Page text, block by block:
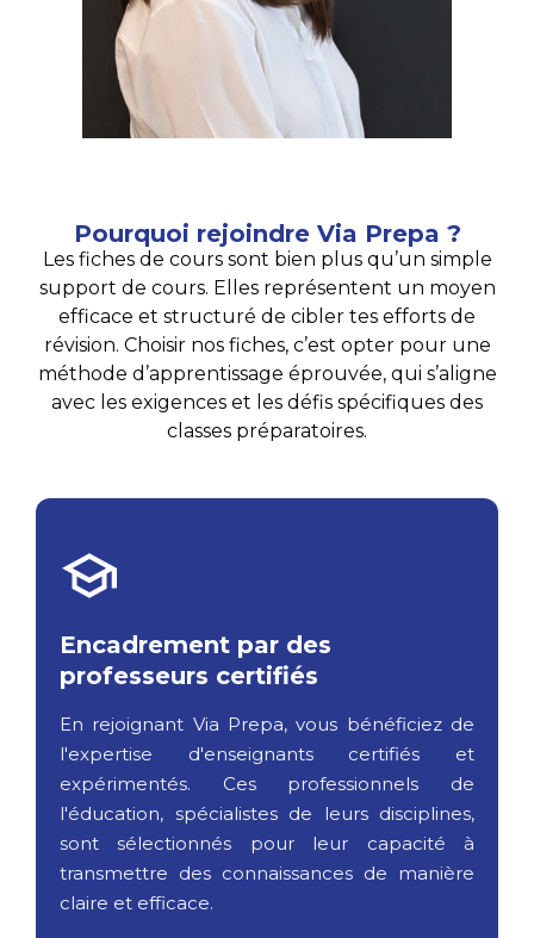
Pourquoi rejoindre Via Prepa ?
Les fiches de cours sont bien plus qu’un simple
support de cours. Elles représentent un moyen
efficace et structuré de cibler tes efforts de
révision. Choisir nos fiches, c’est opter pour une
méthode d’apprentissage éprouvée, qui s’aligne
avec les exigences et les défis spécifiques des
classes préparatoires.
Encadrement par des
professeurs certifiés
En rejoignant Via Prepa, vous bénéficiez de
l'expertise d'enseignants certifiés et
expérimentés. Ces professionnels de
l'éducation, spécialistes de leurs disciplines,
sont sélectionnés pour leur capacité à
transmettre des connaissances de manière
claire et efficace.